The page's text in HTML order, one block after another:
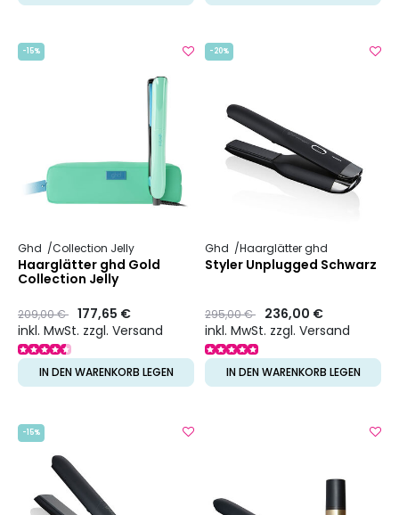
-15%
Ghd Collection Jelly
Haarglätter ghd Gold
Collection Jelly
Preis
209,00 €to177,65 €
inkl. MwSt. zzgl. Versand
IN DEN WARENKORB LEGEN
-20%
Ghd Haarglätter ghd
Styler Unplugged Schwarz
Preis
295,00 €to 236,00 €
inkl. MwSt. zzgl. Versand
IN DEN WARENKORB LEGEN
-15%